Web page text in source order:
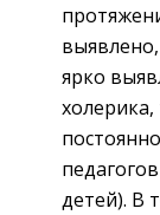
ярко
детей). В